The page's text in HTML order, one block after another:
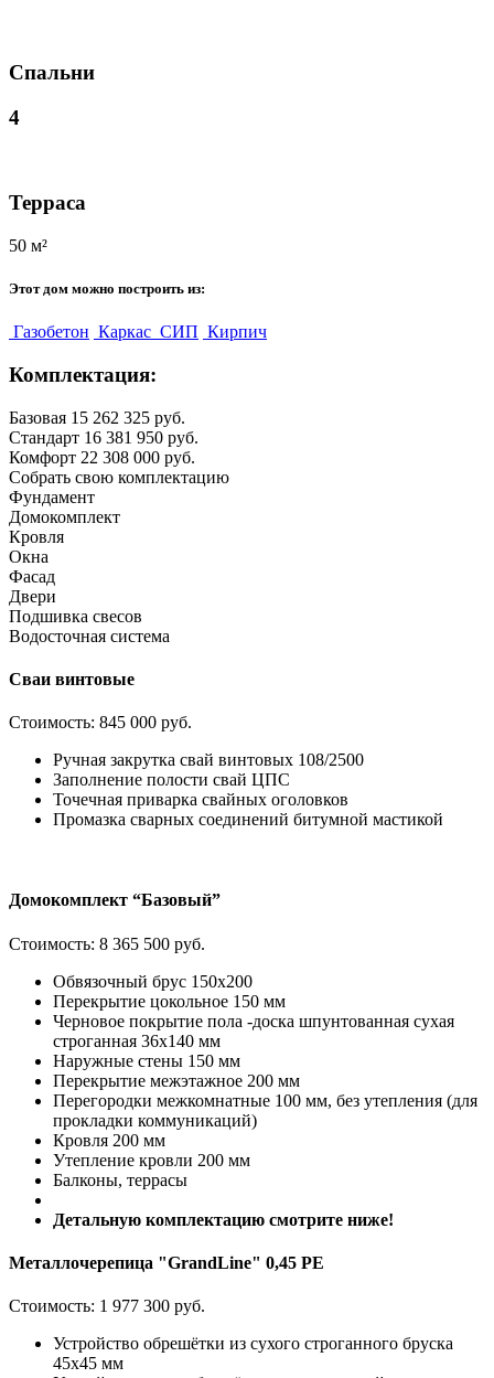
Спальни
4
Терраса
50 м²
Этот дом можно построить из:
Газобетон Каркас СИП Кирпич
Комплектация:
Базовая 15 262 325 руб.
Стандарт 16 381 950 руб.
Комфорт 22 308 000 руб.
Собрать свою комплектацию
Фундамент
Домокомплект
Кровля
Окна
Фасад
Двери
Подшивка свесов
Водосточная система
Сваи винтовые
Стоимость: 845 000 руб.
Ручная закрутка свай винтовых 108/2500
Заполнение полости свай ЦПС
Точечная приварка свайных оголовков
Промазка сварных соединений битумной мастикой
Домокомплект “Базовый”
Стоимость: 8 365 500 руб.
Обвязочный брус 150х200
Перекрытие цокольное 150 мм
Черновое покрытие пола -доска шпунтованная сухая
строганная 36х140 мм
Наружные стены 150 мм
Перекрытие межэтажное 200 мм
Перегородки межкомнатные 100 мм, без утепления (для
прокладки коммуникаций)
Кровля 200 мм
Утепление кровли 200 мм
Балконы, террасы
Детальную комплектацию смотрите ниже!
Металлочерепица "GrandLine" 0,45 PE
Стоимость: 1 977 300 руб.
Устройство обрешётки из сухого строганного бруска
45х45 мм